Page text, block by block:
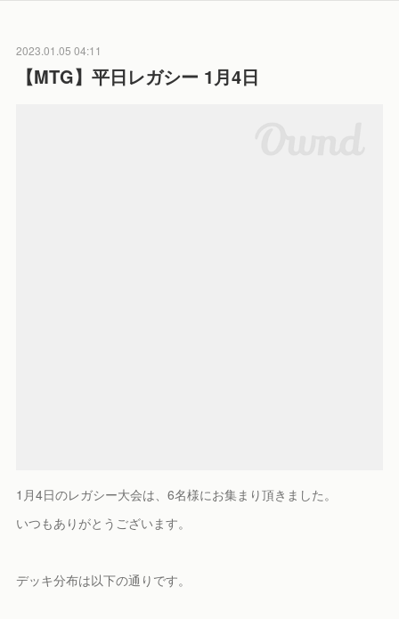
2023.01.05 04:11
【MTG】平日レガシー 1月4日
1月4日のレガシー大会は、6名様にお集まり頂きました。
いつもありがとうございます。
デッキ分布は以下の通りです。